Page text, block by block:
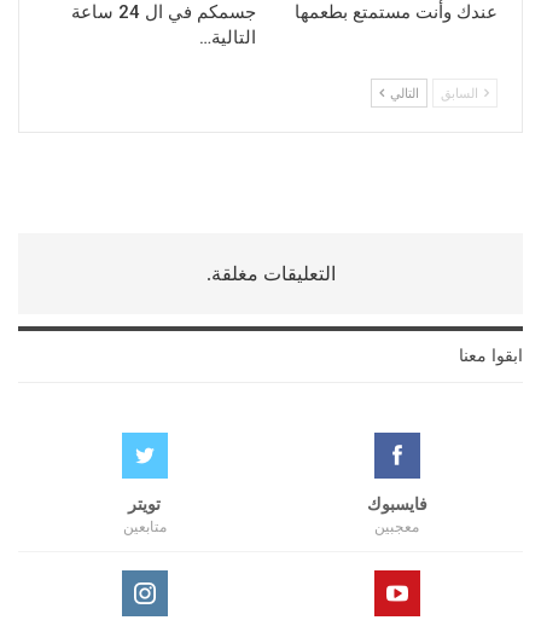
عندك وأنت مستمتع بطعمها
جسمكم في ال 24 ساعة
التالية…
السابق التالي
التعليقات مغلقة.
ابقوا معنا
فايسبوك
معجبين
تويتر
متابعين